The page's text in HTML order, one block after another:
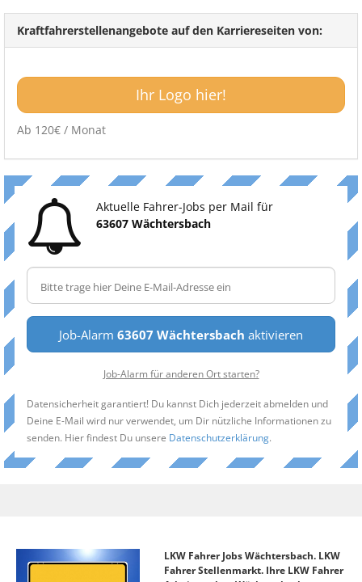
Kraftfahrerstellenangebote auf den Karriereseiten von:
Ihr Logo hier!
Ab 120€ / Monat
Aktuelle Fahrer-Jobs per Mail für
63607 Wächtersbach
Job-Alarm 63607 Wächtersbach aktivieren
Job-Alarm für anderen Ort starten?
Datensicherheit garantiert! Du kannst Dich jederzeit abmelden und
Deine E-Mail wird nur verwendet, um Dir nützliche Informationen zu
senden. Hier findest Du unsere Datenschutzerklärung.
LKW Fahrer Jobs Wächtersbach. LKW
Fahrer Stellenmarkt. Ihre LKW Fahrer